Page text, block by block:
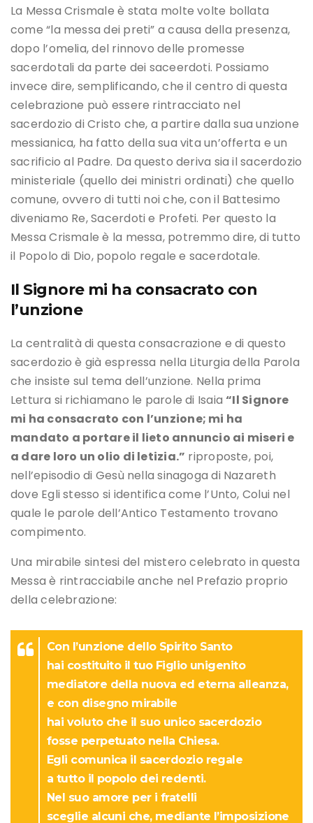
La Messa Crismale è stata molte volte bollata
come “la messa dei preti” a causa della presenza,
dopo l’omelia, del rinnovo delle promesse
sacerdotali da parte dei saceerdoti. Possiamo
invece dire, semplificando, che il centro di questa
celebrazione può essere rintracciato nel
sacerdozio di Cristo che, a partire dalla sua unzione
messianica, ha fatto della sua vita un’offerta e un
sacrificio al Padre. Da questo deriva sia il sacerdozio
ministeriale (quello dei ministri ordinati) che quello
comune, ovvero di tutti noi che, con il Battesimo
diveniamo Re, Sacerdoti e Profeti. Per questo la
Messa Crismale è la messa, potremmo dire, di tutto
il Popolo di Dio, popolo regale e sacerdotale.
Il Signore mi ha consacrato con
l’unzione
La centralità di questa consacrazione e di questo
sacerdozio è già espressa nella Liturgia della Parola
che insiste sul tema dell’unzione. Nella prima
Lettura si richiamano le parole di Isaia“Il Signore
mi ha consacrato con l’unzione; mi ha
mandato a portare il lieto annuncio ai miseri e
a dare loro un olio di letizia.” riproposte, poi,
nell’episodio di Gesù nella sinagoga di Nazareth
dove Egli stesso si identifica come l’Unto, Colui nel
quale le parole dell’Antico Testamento trovano
compimento.
Una mirabile sintesi del mistero celebrato in questa
Messa è rintracciabile anche nel Prefazio proprio
della celebrazione:
Con l’unzione dello Spirito Santo
hai costituito il tuo Figlio unigenito
mediatore della nuova ed eterna alleanza,
e con disegno mirabile
hai voluto che il suo unico sacerdozio
fosse perpetuato nella Chiesa.
Egli comunica il sacerdozio regale
a tutto il popolo dei redenti.
Nel suo amore per i fratelli
sceglie alcuni che, mediante l’imposizione